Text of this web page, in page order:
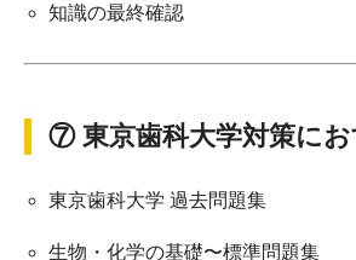
知識の最終確認
⑦ 東京歯科大学対策に
東京歯科大学 過去問題集
生物・化学の基礎〜標準問題集